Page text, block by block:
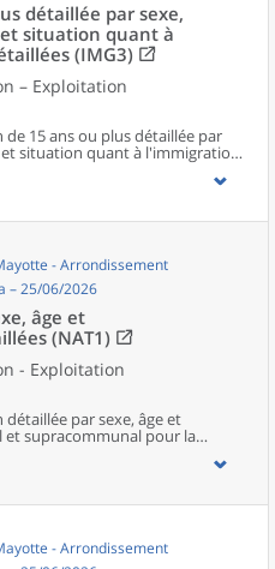
détaillée par sexe,
situation quant à
(IMG3)
– Exploitation
15 ans ou plus détaillée par
pour la France hors
- Arrondissement
– 25/06/2026
âge et
(NAT1)
- Exploitation
par sexe, âge et
supracommunal pour la
- Arrondissement